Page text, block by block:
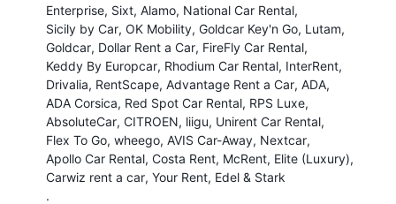
Enterprise Sixt Alamo National Car Rental
Sicily by Car OK Mobility Goldcar Key'n Go Lutam
Goldcar Dollar Rent a Car FireFly Car Rental
Keddy By Europcar Rhodium Car Rental InterRent
Drivalia RentScape Advantage Rent a Car ADA
ADA Corsica Red Spot Car Rental RPS Luxe
AbsoluteCar CITROEN liigu Unirent Car Rental
Flex To Go wheego AVIS Car-Away Nextcar
Apollo Car Rental Costa Rent McRent Elite (Luxury)
Carwiz rent a car Your Rent Edel & Stark
.